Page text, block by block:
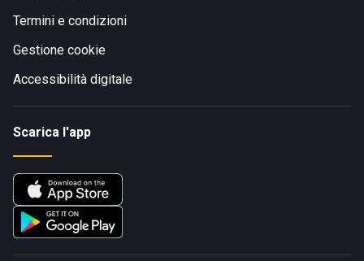
Termini e condizioni
Gestione cookie
Accessibilità digitale
Scarica l'app